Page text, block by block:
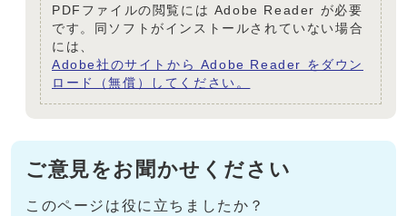
PDFファイルの閲覧には Adobe Reader が必要
です。同ソフトがインストールされていない場合
には、
Adobe社のサイトから Adobe Reader をダウン
ロード（無償）してください。
ご意見をお聞かせください
このページは役に立ちましたか？